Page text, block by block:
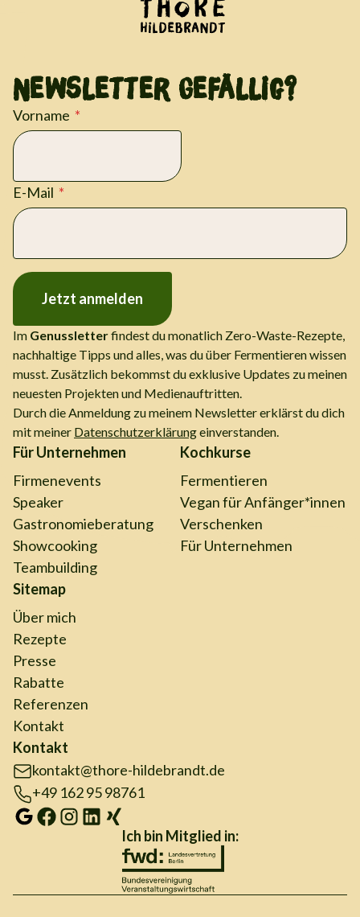
Newsletter Gefällig?
Vorname
E-Mail
Jetzt anmelden
Im Genussletterfindest du monatlich Zero-Waste-Rezepte,
nachhaltige Tipps und alles, was du über Fermentieren wissen
musst. Zusätzlich bekommst du exklusive Updates zu meinen
neuesten Projekten und Medienauftritten.
Durch die Anmeldung zu meinem Newsletter erklärst du dich
mit meiner Datenschutzerklärungeinverstanden.
Für Unternehmen
Firmenevents
Speaker
Gastronomieberatung
Showcooking
Teambuilding
Kochkurse
Fermentieren
Vegan für Anfänger*innen
Verschenken
Für Unternehmen
Sitemap
Über mich
Rezepte
Presse
Rabatte
Referenzen
Kontakt
Kontakt
kontakt@thore-hildebrandt.de
+49 162 95 98761
Ich bin Mitglied in: